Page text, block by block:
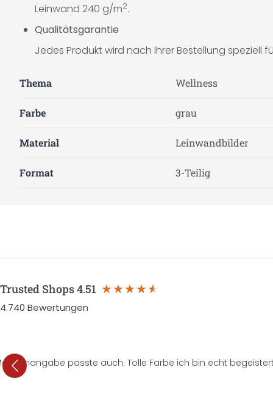
Leinwand 240 g/m2.
Qualitätsgarantie
Jedes Produkt wird nach Ihrer Bestellung speziell
Thema Wellness
Farbe grau
Material Leinwandbilder
Format 3-Teilig
Trusted Shops4.51
4.740 Bewertungen
passte auch. Tolle Farbe ich bin echt